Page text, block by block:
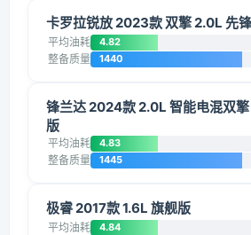
卡罗拉锐放 2023款 双擎 2.0L 先
平均油耗 4.82
整备质量 1440
锋兰达 2024款 2.0L 智能电混双
版
平均油耗 4.83
整备质量 1445
极睿 2017款 1.6L 旗舰版
平均油耗 4.84